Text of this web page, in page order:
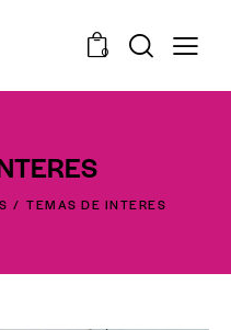
0
TEMAS DE INTERES